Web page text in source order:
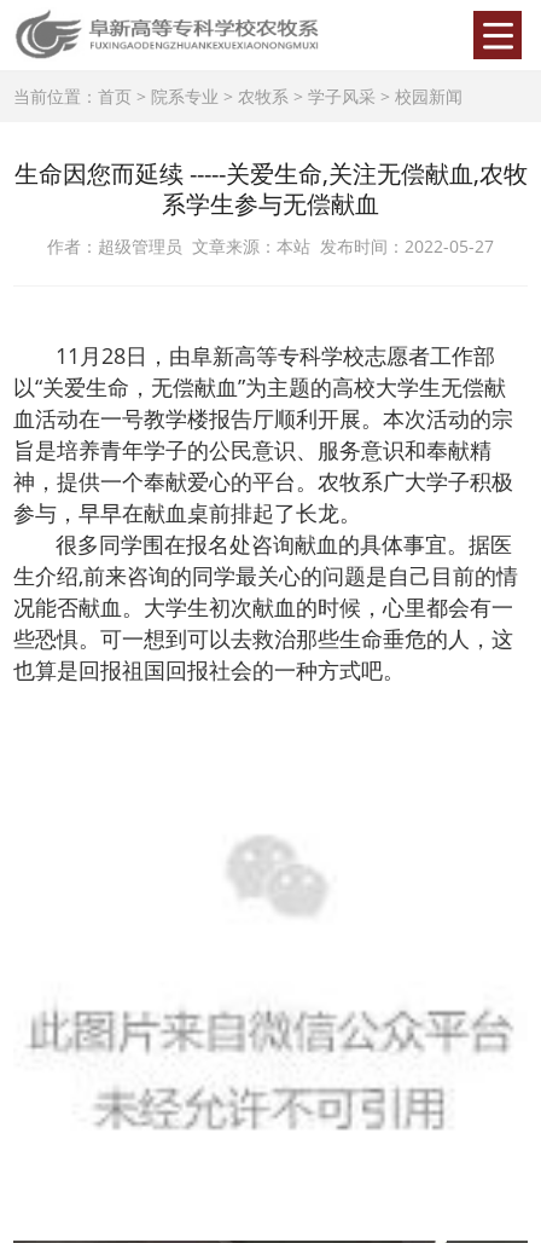
当前位置：首页 > 院系专业 >农牧系 >学子风采 >校园新闻
生命因您而延续 -----关爱生命,关注无偿献血,农牧
系学生参与无偿献血
作者：超级管理员 文章来源：本站 发布时间：2022-05-27
11月28日，由阜新高等专科学校志愿者工作部
以“关爱生命，无偿献血”为主题的高校大学生无偿献
血活动在一号教学楼报告厅顺利开展。本次活动的宗
旨是培养青年学子的公民意识、服务意识和奉献精
神，提供一个奉献爱心的平台。农牧系广大学子积极
参与，早早在献血桌前排起了长龙。
很多同学围在报名处咨询献血的具体事宜。据医
生介绍,前来咨询的同学最关心的问题是自己目前的情
况能否献血。大学生初次献血的时候，心里都会有一
些恐惧。可一想到可以去救治那些生命垂危的人，这
也算是回报祖国回报社会的一种方式吧。